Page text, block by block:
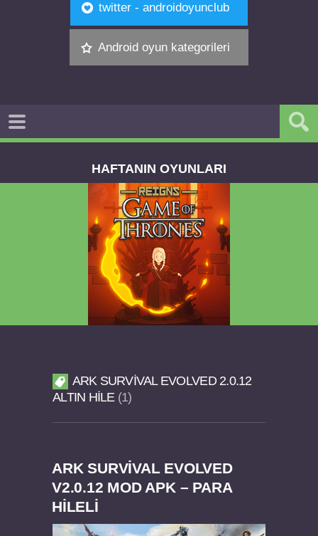
twitter - androidoyunclub
Android oyun kategorileri
HAFTANIN OYUNLARI
Dream Road Multiplayer v1.4.2 PARA HİLELİ
Felix the Reaper v1.25 FULL APK
ARK SURVIVAL EVOLVED 2.0.12
ALTIN HILE 1
ARK SURVIVAL EVOLVED
V2.0.12 MOD APK – PARA
HİLELİ